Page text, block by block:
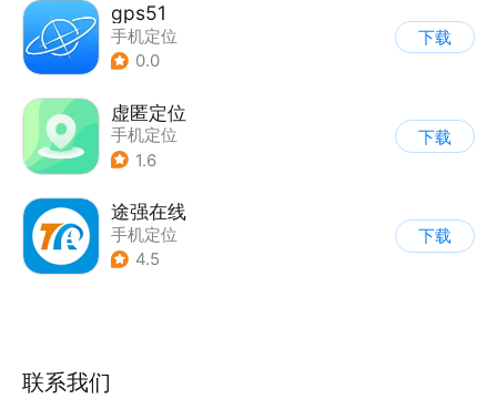
gps51
手机定位
0.0
下载
虚匿定位
手机定位
1.6
下载
途强在线
手机定位
4.5
下载
联系我们